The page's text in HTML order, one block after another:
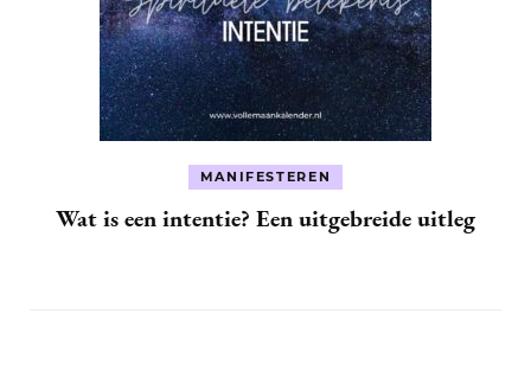
MANIFESTEREN
Wat is een intentie? Een uitgebreide uitleg